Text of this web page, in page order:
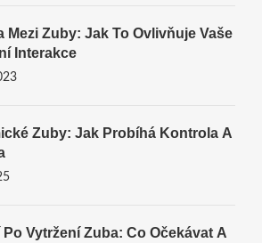
Mezi Zuby: Jak To Ovlivňuje Vaše
Interakce
Zuby: Jak Probíhá Kontrola A
Po Vytržení Zuba: Co Očekávat A